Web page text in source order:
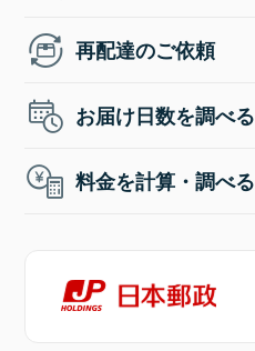
再配達のご依頼
お届け日数を調べる
料金を計算・調べる